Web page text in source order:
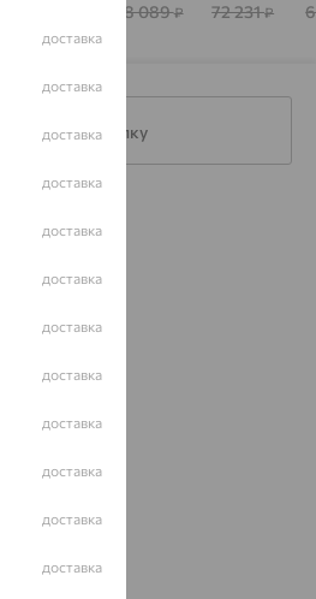
178 089₽ 72 231₽
на рассылку
доставка
доставка
доставка
доставка
доставка
доставка
доставка
доставка
доставка
доставка
доставка
доставка